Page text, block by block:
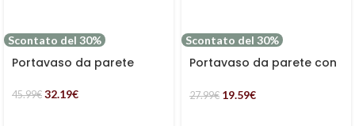
Scontato del 30%
Portavaso da parete
45.99€ 32.19€
Scontato del 30%
Portavaso da parete con
27.99€ 19.59€